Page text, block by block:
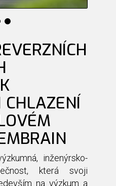
inženýrsko-
která svoji
na výzkum a